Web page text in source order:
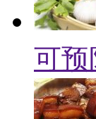
可预